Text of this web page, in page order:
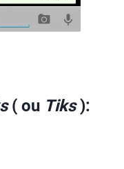
( ou Tiks):